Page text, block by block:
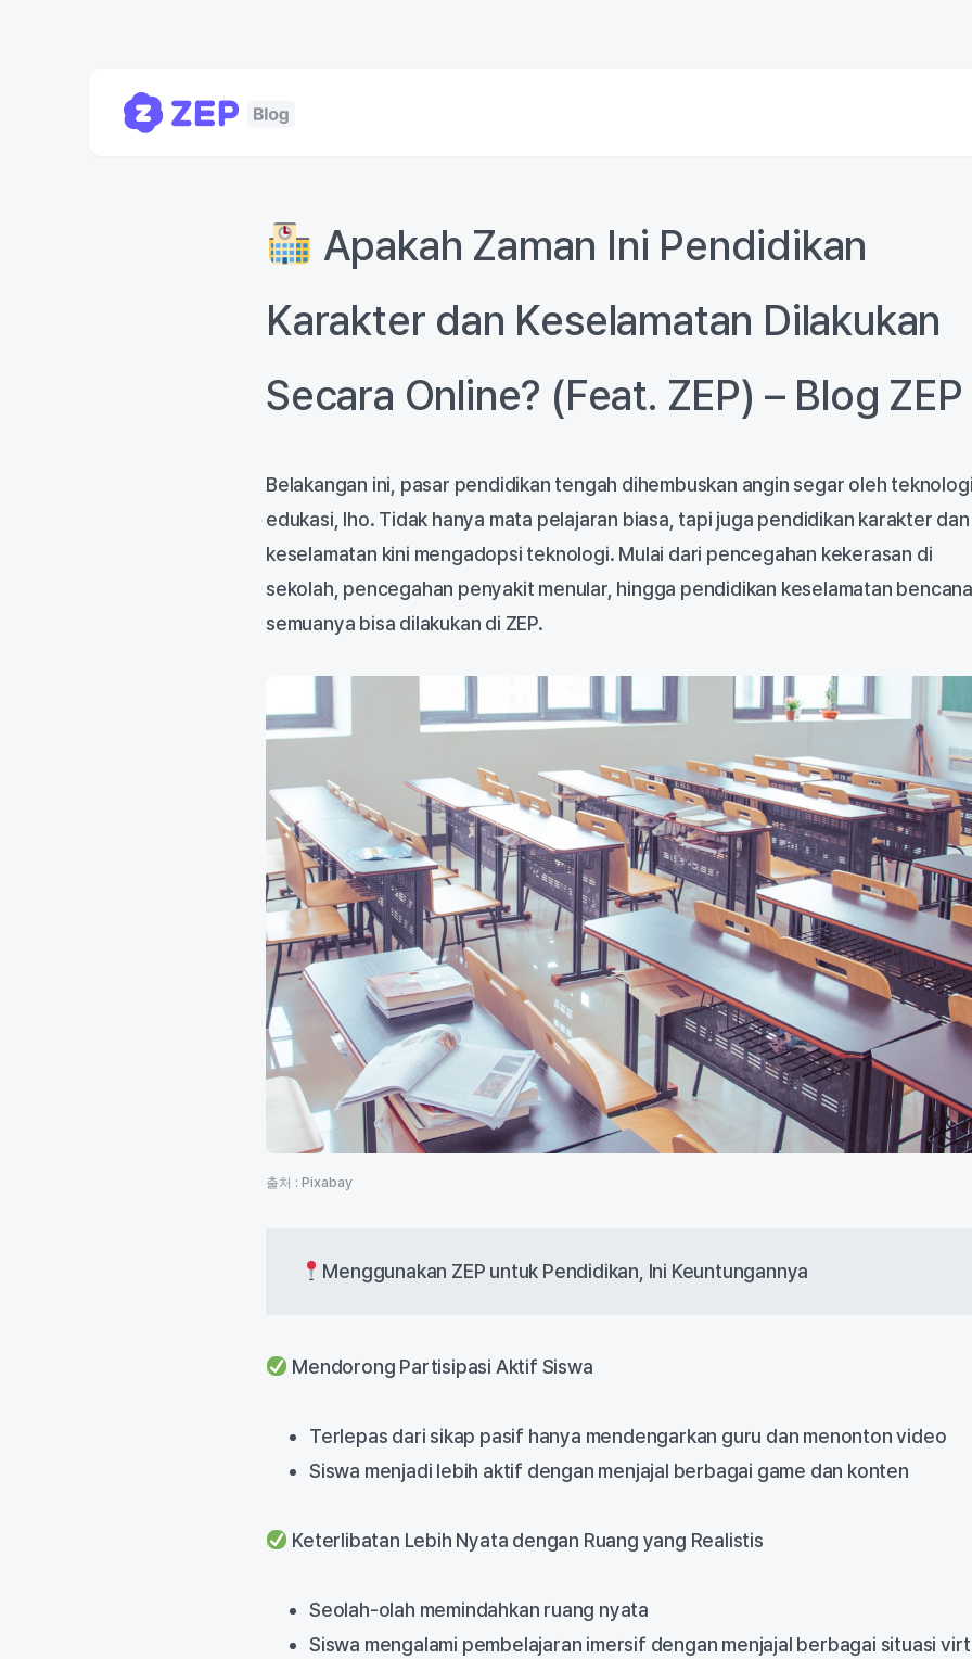
Apakah Zaman Ini Pendidikan
Karakter dan Keselamatan Dilakukan
Secara Online? (Feat. ZEP) – Blog ZEP
Belakangan ini, pasar pendidikan tengah dihembuskan angin segar oleh
edukasi, lho. Tidak hanya mata pelajaran biasa, tapi juga pendidikan karakter dan
keselamatan kini mengadopsi teknologi. Mulai dari pencegahan kekerasan di
sekolah, pencegahan penyakit menular, hingga pendidikan keselamatan
semuanya bisa dilakukan di ZEP.
출처 : Pixabay
Menggunakan ZEP untuk Pendidikan, Ini Keuntungannya
Mendorong Partisipasi Aktif Siswa
Terlepas dari sikap pasif hanya mendengarkan guru dan menonton video
Siswa menjadi lebih aktif dengan menjajal berbagai game dan konten
Keterlibatan Lebih Nyata dengan Ruang yang Realistis
Seolah-olah memindahkan ruang nyata
Siswa mengalami pembelajaran imersif dengan menjajal berbagai situasi